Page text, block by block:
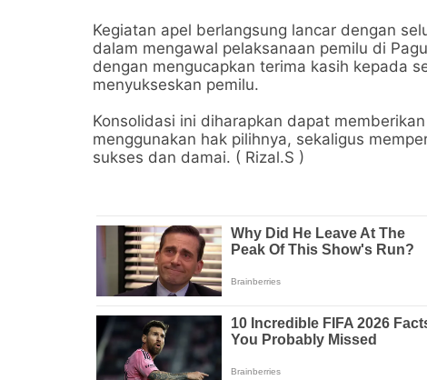
Kegiatan apel berlangsung lancar dengan
dalam mengawal pelaksanaan pemilu di
dengan mengucapkan terima kasih kepada
menyukseskan pemilu.
Konsolidasi ini diharapkan dapat
menggunakan hak pilihnya, sekaligus
sukses dan damai. ( Rizal.S )